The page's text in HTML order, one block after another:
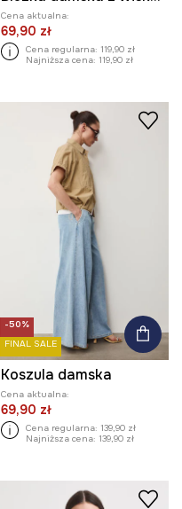
Cena aktualna:
69,90 zł
Cena regularna: 119,90 zł
Najniższa cena: 119,90 zł
-50%
FINAL SALE
Koszula damska
Cena aktualna:
69,90 zł
Cena regularna: 139,90 zł
Najniższa cena: 139,90 zł